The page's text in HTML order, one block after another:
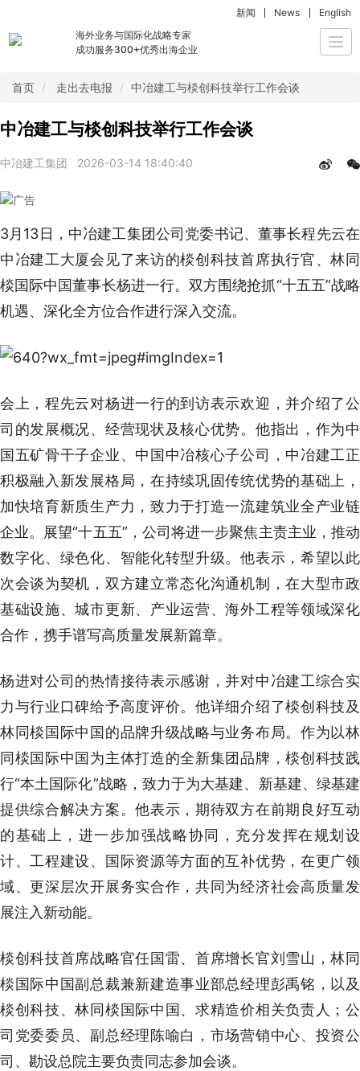
海外业务与国际化战略专家
成功服务300+优秀出海企业
新闻 News English
首页 走出去电报 中冶建工与棪创科技举行工作会谈
中冶建工与棪创科技举行工作会谈
中冶建工集团 2026-03-14 18:40:40
3月13日，中冶建工集团公司党委书记、董事长程先云在
中冶建工大厦会见了来访的棪创科技首席执行官、林同
棪国际中国董事长杨进一行。双方围绕抢抓“十五五”战略
机遇、深化全方位合作进行深入交流。
会上，程先云对杨进一行的到访表示欢迎，并介绍了公
司的发展概况、经营现状及核心优势。他指出，作为中
国五矿骨干子企业、中国中冶核心子公司，中冶建工正
积极融入新发展格局，在持续巩固传统优势的基础上，
加快培育新质生产力，致力于打造一流建筑业全产业链
企业。展望“十五五”，公司将进一步聚焦主责主业，推动
数字化、绿色化、智能化转型升级。他表示，希望以此
次会谈为契机，双方建立常态化沟通机制，在大型市政
基础设施、城市更新、产业运营、海外工程等领域深化
合作，携手谱写高质量发展新篇章。
杨进对公司的热情接待表示感谢，并对中冶建工综合实
力与行业口碑给予高度评价。他详细介绍了棪创科技及
林同棪国际中国的品牌升级战略与业务布局。作为以林
同棪国际中国为主体打造的全新集团品牌，棪创科技践
行“本土国际化”战略，致力于为大基建、新基建、绿基建
提供综合解决方案。他表示，期待双方在前期良好互动
的基础上，进一步加强战略协同，充分发挥在规划设
计、工程建设、国际资源等方面的互补优势，在更广领
域、更深层次开展务实合作，共同为经济社会高质量发
展注入新动能。
棪创科技首席战略官任国雷、首席增长官刘雪山，林同
棪国际中国副总裁兼新建造事业部总经理彭禹铭，以及
棪创科技、林同棪国际中国、求精造价相关负责人；公
司党委委员、副总经理陈喻白，市场营销中心、投资公
司、勘设总院主要负责同志参加会谈。